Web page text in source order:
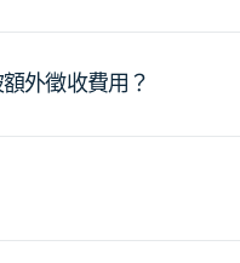
外徵收費用？